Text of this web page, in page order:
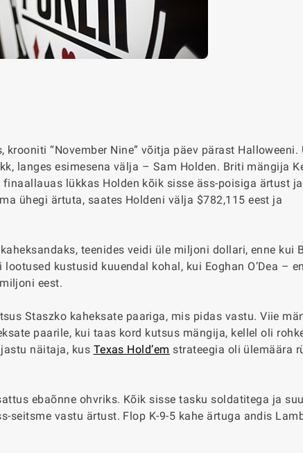
“November Nine” võitja päev pärast Halloweeni.
langes esimesena välja – Sam Holden. Briti mängija
finaallauas lükkas Holden kõik sisse äss-poisiga ärtust ja
ühegi ärtuta, saates Holdeni välja $782,115 eest ja
teenides veidi üle miljoni dollari, enne kui
kustusid kuuendal kohal, kui Eoghan O’Dea –
eest.
Staszko kaheksate paariga, mis pidas vastu. Viie
paarile, kui taas kord kutsus mängija, kellel oli
näitaja, kus Texas Hold’em strateegia oli ülemäära
ebaõnne ohvriks. Kõik sisse tasku soldatitega ja
seitsme vastu ärtust. Flop K-9-5 kahe ärtuga andis